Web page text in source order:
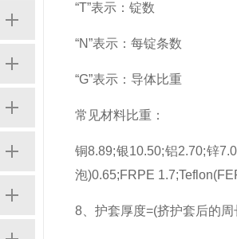
“T”表示：锭数
“N”表示：每锭条数
“G”表示：导体比重
常见材料比重：
铜8.89;银10.50;铝2.70;锌
泡)0.65;FRPE
8、护套厚度=(挤护套后的